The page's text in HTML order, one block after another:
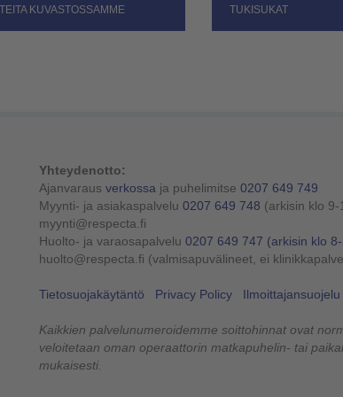
KUVASTOSSAMME
TUKISUKAT
Yhteydenotto:
Ajanvaraus verkossa ja puhelimitse 0207 649 749
Myynti- ja asiakaspalvelu 0207 649 748 (arkisin klo 9-
myynti@respecta.fi
Huolto- ja varaosapalvelu 0207 649 747 (arkisin klo
huolto@respecta.fi (valmisapuvälineet, ei
Tietosuojakäytäntö Privacy Policy Ilmoittajansuojelu
Kaikkien palvelunumeroidemme soittohinnat ovat
veloitetaan oman operaattorin matkapuhelin- tai
mukaisesti.